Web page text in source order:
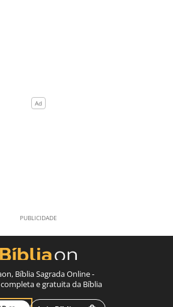
Bíblia Sagrada Online -
e gratuita da Bíblia